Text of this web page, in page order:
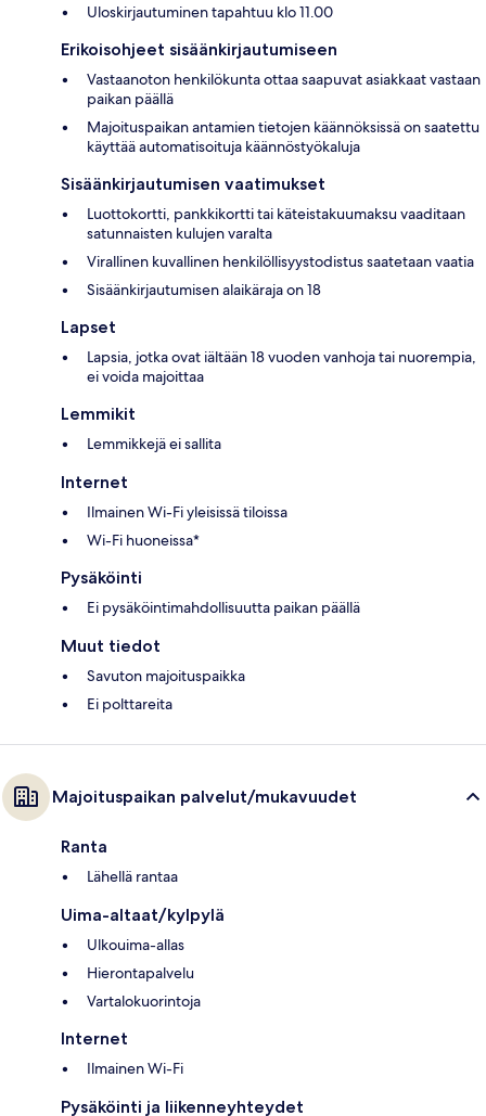
Uloskirjautuminen tapahtuu klo 11.00
Erikoisohjeet sisäänkirjautumiseen
Vastaanoton henkilökunta ottaa saapuvat asiakkaat vastaan
paikan päällä
Majoituspaikan antamien tietojen käännöksissä on saatettu
käyttää automatisoituja käännöstyökaluja
Sisäänkirjautumisen vaatimukset
Luottokortti, pankkikortti tai käteistakuumaksu vaaditaan
satunnaisten kulujen varalta
Virallinen kuvallinen henkilöllisyystodistus saatetaan vaatia
Sisäänkirjautumisen alaikäraja on 18
Lapset
Lapsia, jotka ovat iältään 18 vuoden vanhoja tai nuorempia,
ei voida majoittaa
Lemmikit
Lemmikkejä ei sallita
Internet
Ilmainen Wi-Fi yleisissä tiloissa
Wi-Fi huoneissa*
Pysäköinti
Ei pysäköintimahdollisuutta paikan päällä
Muut tiedot
Savuton majoituspaikka
Ei polttareita
Majoituspaikan palvelut/mukavuudet
Ranta
Lähellä rantaa
Uima-altaat/kylpylä
Ulkouima-allas
Hierontapalvelu
Vartalokuorintoja
Internet
Ilmainen Wi-Fi
Pysäköinti ja liikenneyhteydet